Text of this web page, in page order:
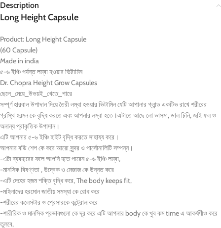
Description
Long Height Capsule
Product: Long Height Capsule
(60 Capsule)
Made in india
৫-৬ ইঞ্চি পর্যন্ত লম্বা হওয়ার ভিটামিন
Dr. Chopra Height Grow Capsules
ছেলে_মেয়ে_উভয়ই_খেতে_পারে
সম্পূর্ণ হারবাল উপাদান দিয়ে তৈরী লম্বা হওয়ার ভিটামিন যেটি আপানার গ্লান্ড একটিভ রাখে শরীরের
গ্রস্থি হরমন কে বৃদ্ধি করতে এবং আপনার লম্বা হতে।এটাতে আছে লো ভাসমা, ডাল চিনি, জাই ফল ও
অনান্য প্রাকৃতিক উপাদান।
এটি আপনার ৫-৬ ইঞ্চি হাইট বৃদ্ধি করতে সাহায্য করে।
আপনার বডি শেপ কে করে আরো সুন্দর ও পার্সোনালিটি সম্পন্ন।
-এটা ব্যবহারের ফলে আপনি হতে পারেন ৫-৬ ইঞ্চি লম্বা,
-মানসিক বিষণ্ণতা , উদ্বেক ও মেজাজ কে উন্নত করে
-এটি দেহের হজম শক্তি বৃদ্ধি করে, The body keeps fit,
-মহিলাদের হরমোন জাতীয় সমস্যা কে রোধ করে
-শরীরের কলেসটার ও প্রেসারকে কন্ট্রোল করে
-শারীরিক ও মানসিক প্রভাবগুলো কে দূর করে এটি আপনার body কে খুব কম time এ আকর্ষণীও করে
তুলবে,